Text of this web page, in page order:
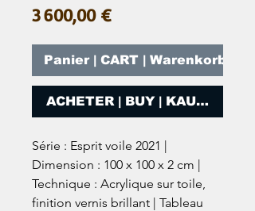
3 600,00 €Prix
Panier | CART | Warenkorb
ACHETER | BUY | KAUFEN
Série : Esprit voile 2021 |
Dimension : 100 x 100 x 2 cm |
Technique : Acrylique sur toile,
finition vernis brillant | Tableau